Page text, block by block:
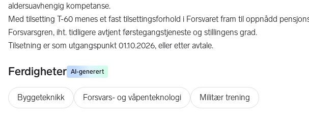
aldersuavhengig kompetanse.
Med tilsetting T-60 menes et fast tilsettingsforhold i Forsvaret fram til oppnådd
Forsvarsgren, iht. tidligere avtjent førstegangstjeneste og stillingens grad.
Tilsetning er som utgangspunkt 01.10.2026, eller etter avtale.
Ferdigheter AI-generert
Byggeteknikk Forsvars- og våpenteknologi Militær trening